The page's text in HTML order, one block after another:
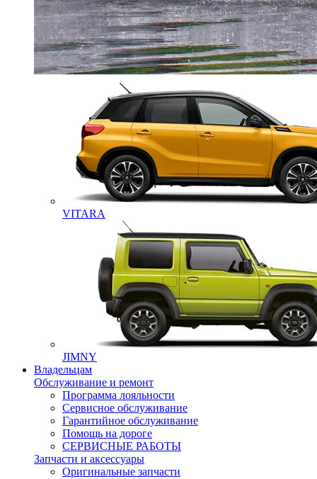
VITARA
JIMNY
Владельцам
Обслуживание и ремонт
Программа лояльности
Сервисное обслуживание
Гарантийное обслуживание
Помощь на дороге
СЕРВИСНЫЕ РАБОТЫ
Запчасти и аксессуары
Оригинальные запчасти